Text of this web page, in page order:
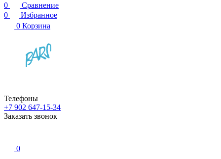
0
Сравнение
0
Избранное
0 Корзина
Телефоны
+7 902 647-15-34
Заказать звонок
0